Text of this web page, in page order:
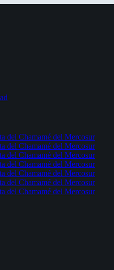
del Chamamé del Mercosur
del Chamamé del Mercosur
del Chamamé del Mercosur
del Chamamé del Mercosur
del Chamamé del Mercosur
del Chamamé del Mercosur
del Chamamé del Mercosur